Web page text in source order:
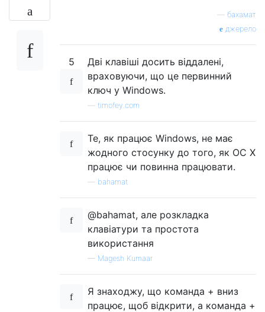
бахамат
джерело
5
Дві клавіші досить віддалені,
враховуючи, що це первинний
ключ у Windows.
timofey.com
Те, як працює Windows, не має
жодного стосунку до того, як ОС X
працює чи повинна працювати.
bahamat
@bahamat, але розкладка
клавіатури та простота
використання
— Magesh Kumaar
Я знаходжу, що команда + вниз
працює, щоб відкрити, а команда +